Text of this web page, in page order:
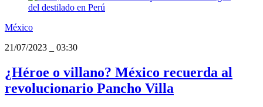
México
21/07/2023
03:30
¿Héroe o villano? México recuerda al
revolucionario Pancho Villa